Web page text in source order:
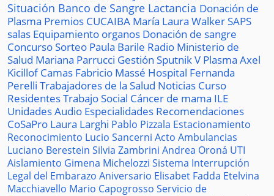
Situación Banco de Sangre Lactancia Donación de
Plasma Premios CUCAIBA María Laura WalkerSAPS
salas Equipamiento organos Donación de sangre
ConcursoSorteo Paula Barile Radio Ministerio de
Salud Mariana Parrucci Gestión Sputnik V Plasma Axel
KicillofCamas Fabricio Massé Hospital Fernanda
Perelli Trabajadores de la Salud Noticias Curso
ResidentesTrabajo Social Cáncer de mama ILE
UnidadesAudio Especialidades Recomendaciones
CoSaPro Laura Larghi Pablo Pizzala Estacionamiento
Reconocimiento Lucio Sancerni Acto Ambulancias
Luciano Berestein Silvia Zambrini Andrea Oroná UTI
Aislamiento Gimena Michelozzi Sistema Interrupción
Legal del Embarazo Aniversario Elisabet Fadda Etelvina
Macchiavello Mario Capogrosso Servicio de